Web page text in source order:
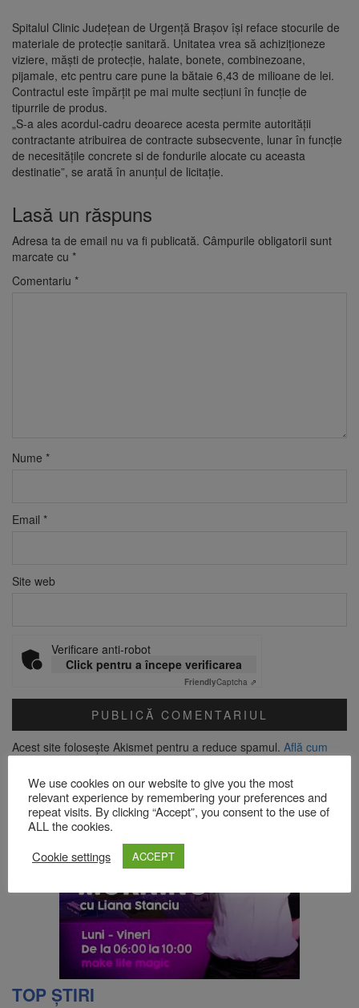
Spitalul Clinic Județean de Urgență Brașov își reface stocurile de
materiale de protecție sanitară. Unitatea vrea să achiziționeze
viziere, măști de protecție, halate, bonete, combinezoane,
pijamale, etc pentru care pune la bătaie 6,43 de milioane de lei.
Contractul este împărțit pe mai multe secțiuni în funcție de
tipurrile de produs.
„S-a ales acordul-cadru deoarece acesta permite autorităţii
contractante atribuirea de contracte subsecvente, lunar în funcţie
de necesitățile concrete si de fondurile alocate cu aceasta
destinatie”, se arată în anunțul de licitație.
Lasă un răspuns
Adresa ta de email nu va fi publicată. Câmpurile obligatorii sunt
marcate cu *
Comentariu *
Nume *
Email *
Site web
Verificare anti-robot
Click pentru a începe verificarea
FriendlyCaptcha ⇗
Acest site folosește Akismet pentru a reduce spamul. Află cum
TOP ȘTIRI
We use cookies on our website to give you the most
relevant experience by remembering your preferences and
repeat visits. By clicking “Accept”, you consent to the use of
ALL the cookies.
Cookie settings
ACCEPT